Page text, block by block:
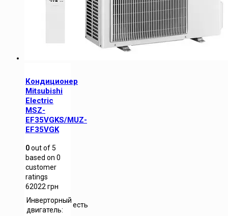
Кондиционер
Mitsubishi
Electric
MSZ-
EF35VGKS/MUZ-
EF35VGK
0out of5
based on 0
customer
ratings
62022 грн
Инверторный
двигатель:
есть